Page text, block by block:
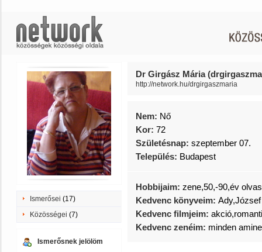
Ismerősei (17)
Közösségei (7)
Ismerősnek jelölöm
Dr Girgász Mária
http://network.hu/drgirgaszmaria
Nem: Nő
Kor: 72
Születésnap: szeptember 07.
Település: Budapest
Hobbijaim: zene,50,-90,év
Kedvenc könyveim:
Kedvenc filmjeim:
Kedvenc zenéim: minden